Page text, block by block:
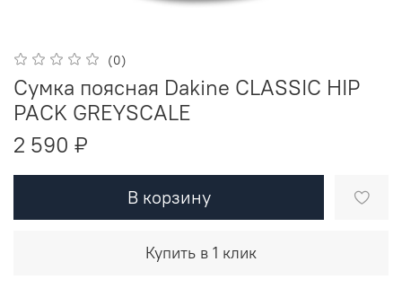
(0)
Сумка поясная Dakine CLASSIC HIP
PACK GREYSCALE
2 590 ₽
В корзину
Купить в 1 клик